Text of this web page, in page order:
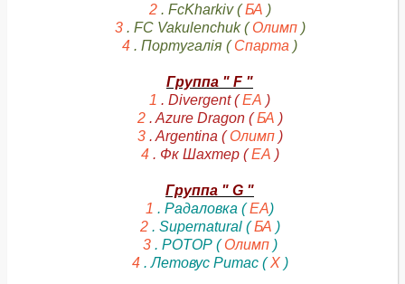
2. FcKharkiv (БА )
3. FC Vakulenchuk (Олимп )
4 . Португалія (Спарта )
Группа " F "
1 . Divergent (ЕА )
2. Azure Dragon (БА )
3. Argentina (Олимп )
4. Фк Шахтер (ЕА )
Группа " G "
1 . Радаловка (ЕА)
2. Supernatural (БА )
3. РОТОР (Олимп)
4. Летовус Ритас (Х)